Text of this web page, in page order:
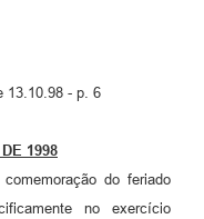
13.10.98 - p. 6
1998
do feriado
no exercício